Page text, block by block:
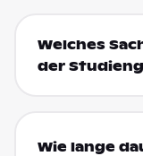
Welches
der
Wie lange